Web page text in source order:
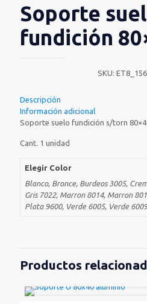
Soporte
fundición
SKU: ET8_156
Descripción
Información adicional
Soporte suelo fundición s/torn
Cant. 1 unidad
Elegir Color
Blanco, Bronce, Burdeos 3005,
Gris 7022, Marron 8014, Marron
Plata 9600, Verde 6005, Verde 6009
Productos